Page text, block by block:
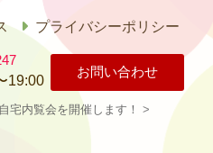
プライバシーポリシー
19:00
お問い合わせ
自宅内覧会を開催します！
>